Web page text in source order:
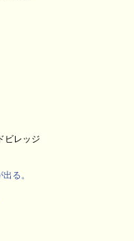
ビレッジ
る。